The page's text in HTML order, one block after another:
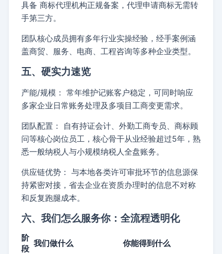
具备 商标代理机构正规备案 ，代理申请商标无需转
手第三方。
团队核心成员拥有多年行业实操经验，经手案例涵
盖商贸、服务、电商、工程咨询等多种企业类型。
五、硬实力速览
产能/规模： 常年维护记账客户稳定，可同时响应
多家企业日常账务处理及多项目工商变更需求。
团队配置：
自有持证会计、外勤工商专员、商标顾
问等核心岗位员工，核心骨干从业经验超过5年，熟
悉一般纳税人与小规模纳税人全盘账务。
供应链优势： 与本地各类许可审批环节的信息源保
持紧密对接，省去企业在资质办理时的信息不对称
和反复跑腿成本。
六、我们怎么服务你：全流程透明化
阶
段
我们做什么 你能得到什么